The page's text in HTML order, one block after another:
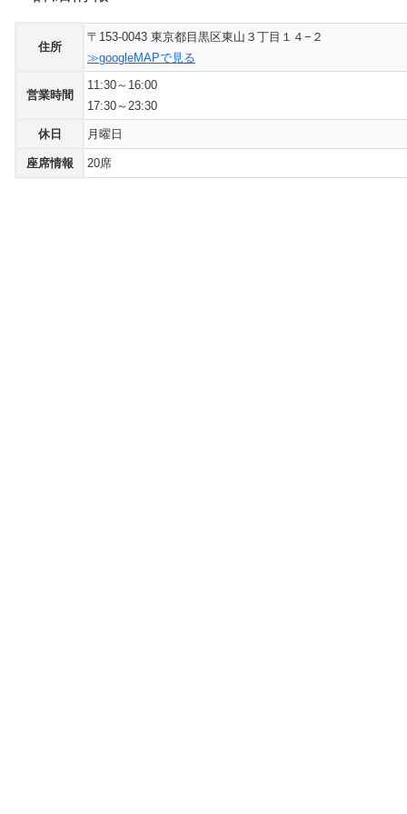
住所
〒153-0043 東京都目黒区東山３丁目１４−２
≫googleMAPで見る
営業時間
11:30～16:00
17:30～23:30
休日 月曜日
座席情報 20席